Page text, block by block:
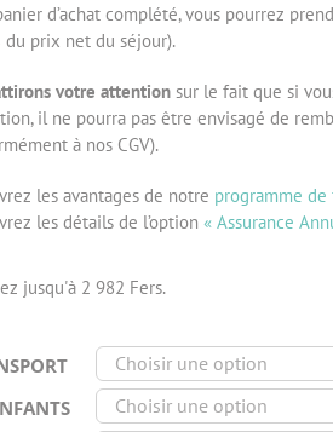
d’achat complété, vous pourrez
du prix net du séjour).
votre attention sur le fait que si
il ne pourra pas être envisagé de
à nos CGV).
les avantages de notre programme
les détails de l’option « Assurance
jusqu'à 2 982 Fers.